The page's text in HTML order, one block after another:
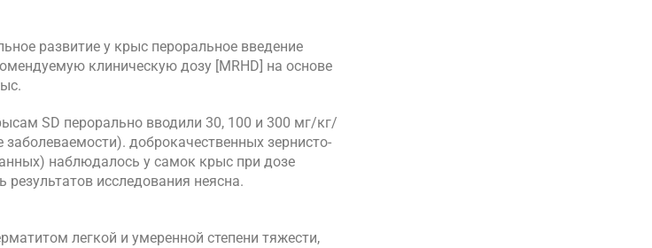
развитие у крыс пероральное введение
клиническую дозу [MRHD] на основе
SD перорально вводили 30, 100 и 300 мг/кг/
доброкачественных зернисто-
наблюдалось у самок крыс при дозе
исследования неясна.
легкой и умеренной степени тяжести,